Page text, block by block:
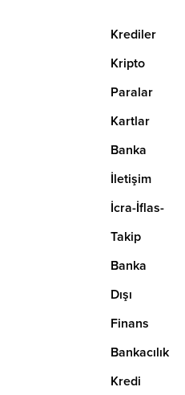
Krediler
Kripto
Paralar
Kartlar
Banka
İletişim
İcra-İflas-
Takip
Banka
Dışı
Finans
Bankacılık
Kredi